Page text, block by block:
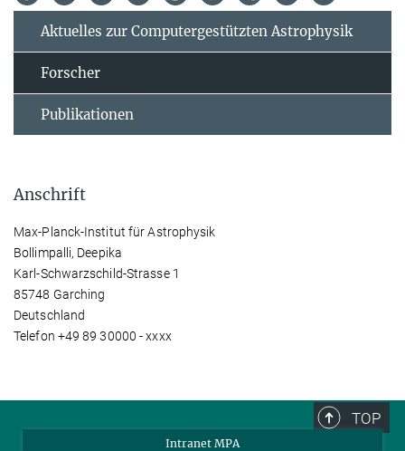
Aktuelles zur Computergestützten Astrophysik
Forscher
Publikationen
Anschrift
Max-Planck-Institut für Astrophysik
Bollimpalli, Deepika
Karl-Schwarzschild-Strasse 1
85748 Garching
Deutschland
Telefon +49 89 30000 - xxxx
TOP
Intranet MPA